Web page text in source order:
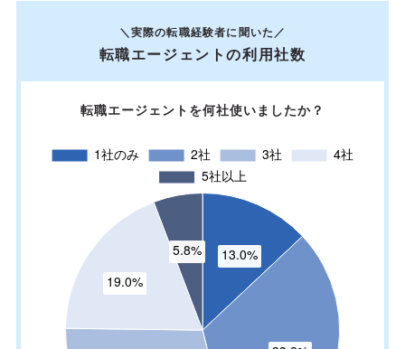
＼実際の転職経験者に聞いた／
転職エージェントの利用社数
転職エージェントを何社使いましたか？